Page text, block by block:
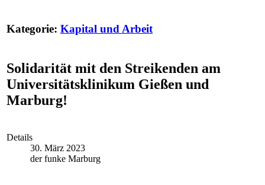
Kategorie: Kapital und Arbeit
Solidarität mit den Streikenden am
Universitätsklinikum Gießen und
Marburg!
Details
30. März 2023
der funke Marburg